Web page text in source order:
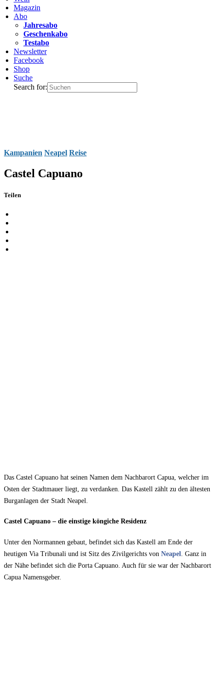
Magazin
Abo
Jahresabo
Geschenkabo
Testabo
Newsletter
Facebook
Shop
Suche
Search for:
Kampanien Neapel Reise
Castel Capuano
Teilen
Das Castel Capuano hat seinen Namen dem Nachbarort Capua, welcher im
Osten der Stadtmauer liegt, zu verdanken. Das Kastell zählt zu den ältesten
Burganlagen der Stadt Neapel.
Castel Capuano – die einstige köngiche Residenz
Unter den Normannen gebaut, befindet sich das Kastell am Ende der
heutigen Via Tribunali und ist Sitz des Zivilgerichts von Neapel
. Ganz in
der Nähe befindet sich die Porta Capuano. Auch für sie war der Nachbarort
Capua Namensgeber.